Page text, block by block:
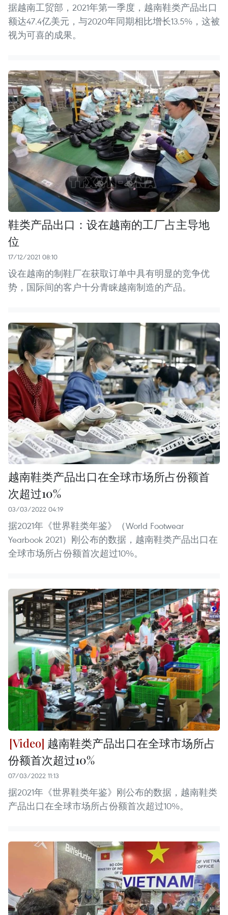
据越南工贸部，2021年第一季度，越南鞋类产品出口
额达47.4亿美元，与2020年同期相比增长13.5%，这被
视为可喜的成果。
鞋类产品出口：设在越南的工厂占主导地
位
17/12/2021 08:10
设在越南的制鞋厂在获取订单中具有明显的竞争优
势，国际间的客户十分青睐越南制造的产品。
越南鞋类产品出口在全球市场所占份额首
次超过10%
03/03/2022 04:19
据2021年《世界鞋类年鉴》（World Footwear
Yearbook 2021）刚公布的数据，越南鞋类产品出口在
全球市场所占份额首次超过10%。
越南鞋类产品出口在全球市场所占
份额首次超过10%
07/03/2022 11:13
据2021年《世界鞋类年鉴》刚公布的数据，越南鞋类
产品出口在全球市场所占份额首次超过10%。